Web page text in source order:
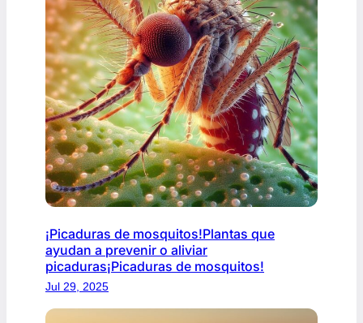
¡Picaduras de mosquitos!Plantas que
ayudan a prevenir o aliviar
picaduras¡Picaduras de mosquitos!
Jul 29, 2025